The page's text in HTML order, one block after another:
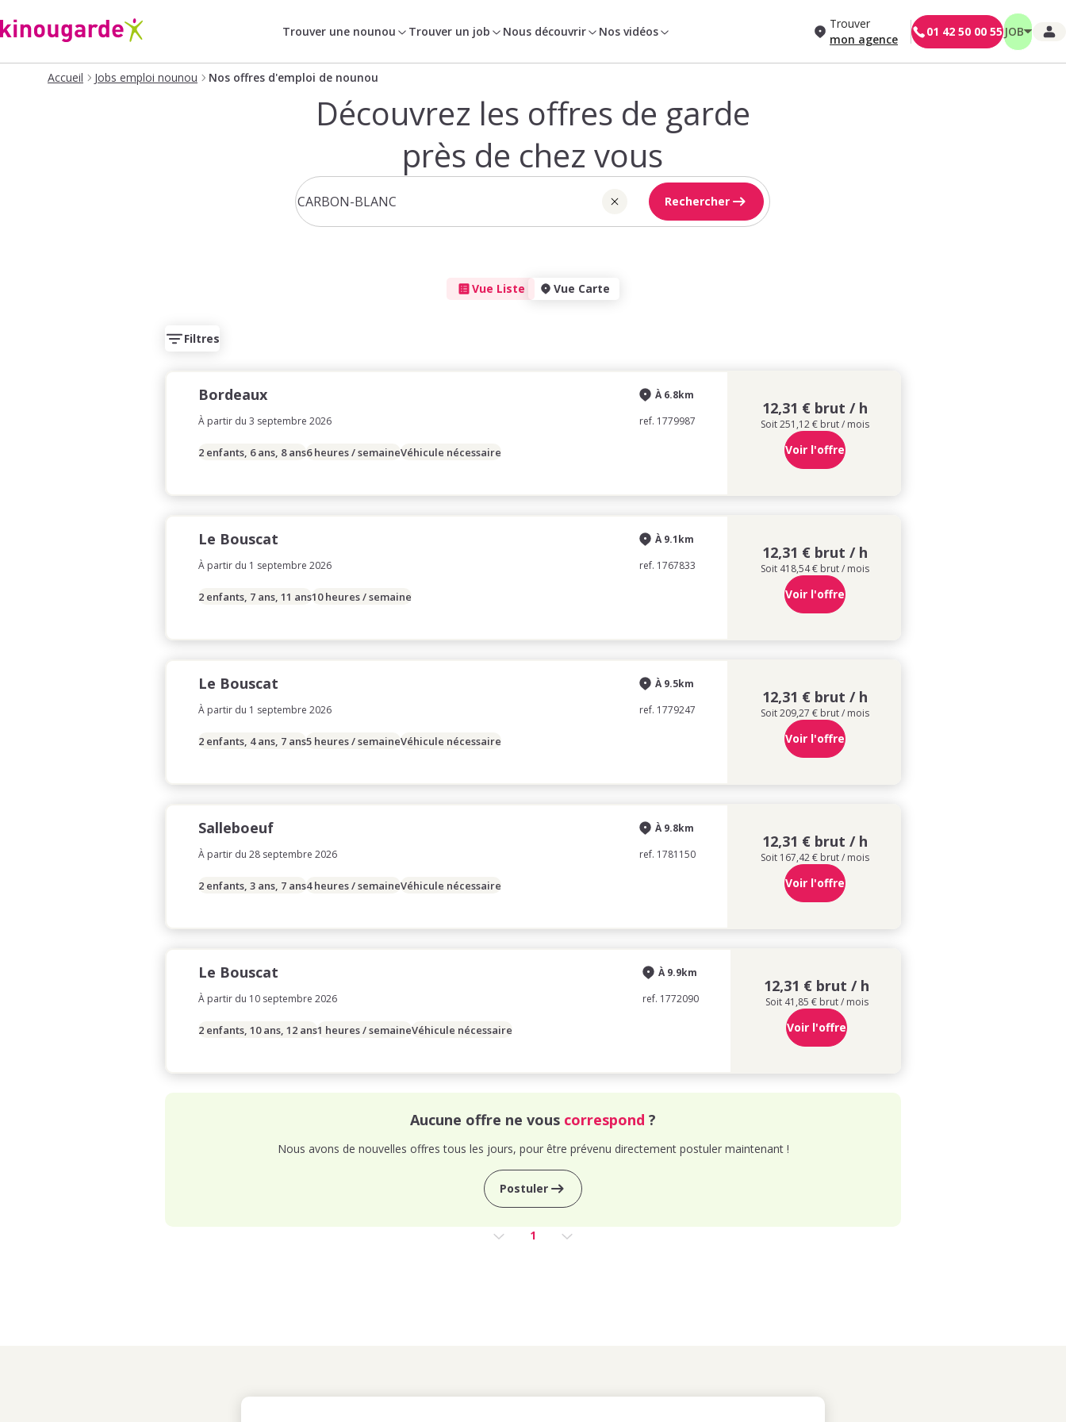
Trouver une nounou Trouver un job Nous découvrir Nos vidéos
Trouver
mon agence
01 42 50 00 55 JOB
Accueil Jobs emploi nounou Nos offres d'emploi de nounou
Découvrez les offres de garde
près de chez vous
Rechercher
Vue Liste Vue Carte
Filtres
Bordeaux
À partir du 3 septembre 2026
À 6.8km
ref. 1779987
2 enfants, 6 ans, 8 ans6 heures / semaineVéhicule nécessaire
12,31 € brut / h
Soit 251,12 € brut / mois
Voir l'offre
Le Bouscat
À partir du 1 septembre 2026
À 9.1km
ref. 1767833
2 enfants, 7 ans, 11 ans10 heures / semaine
12,31 € brut / h
Soit 418,54 € brut / mois
Voir l'offre
Le Bouscat
À partir du 1 septembre 2026
À 9.5km
ref. 1779247
2 enfants, 4 ans, 7 ans5 heures / semaineVéhicule nécessaire
12,31 € brut / h
Soit 209,27 € brut / mois
Voir l'offre
Salleboeuf
À partir du 28 septembre 2026
À 9.8km
ref. 1781150
2 enfants, 3 ans, 7 ans4 heures / semaineVéhicule nécessaire
12,31 € brut / h
Soit 167,42 € brut / mois
Voir l'offre
Le Bouscat
À partir du 10 septembre 2026
À 9.9km
ref. 1772090
2 enfants, 10 ans, 12 ans1 heures / semaineVéhicule nécessaire
12,31 € brut / h
Soit 41,85 € brut / mois
Voir l'offre
Aucune offre ne vous correspond ?
Nous avons de nouvelles offres tous les jours, pour être prévenu directement postuler maintenant !
Postuler
1